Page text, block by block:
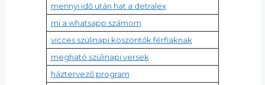
mennyi idő után hat a detralex
mi a whatsapp számom
vicces szülinapi köszöntők férfiaknak
megható szülinapi versek
háztervező program